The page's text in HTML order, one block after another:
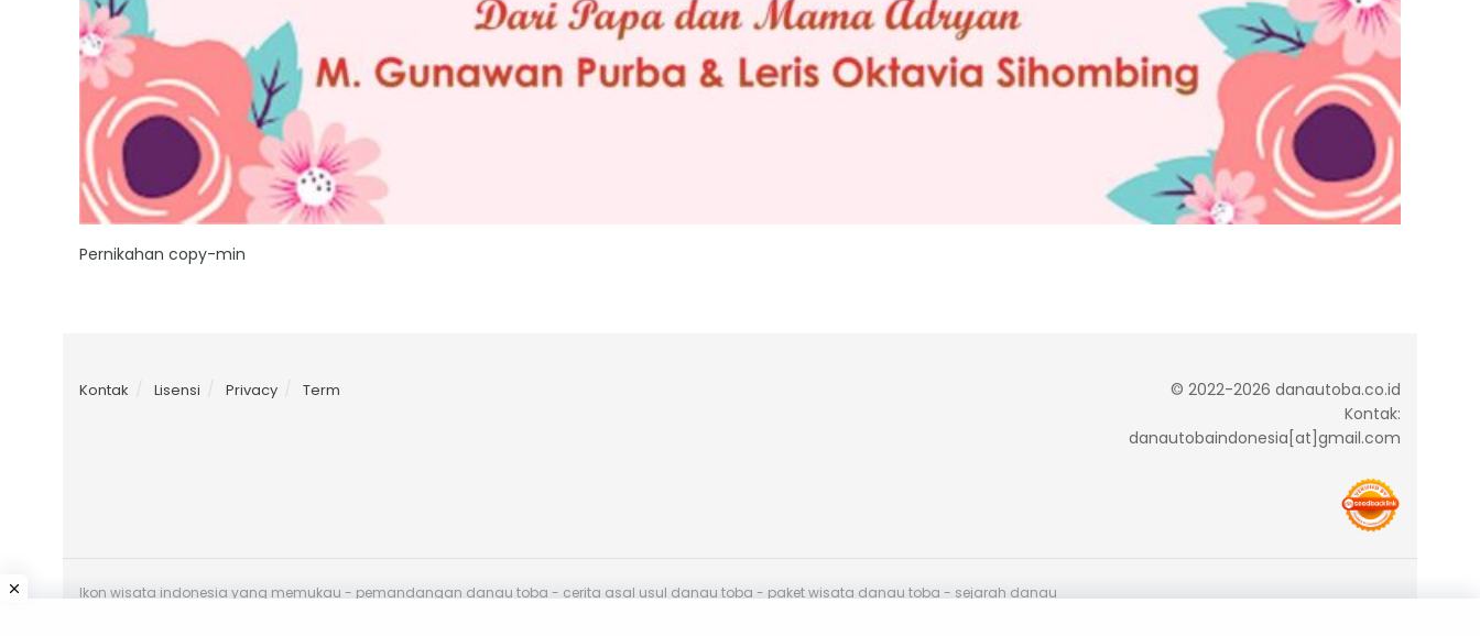
Pernikahan copy-min
Kontak Lisensi Privacy Term
© 2022-2026 danautoba.co.id
Kontak:
danautobaindonesia[at]gmail.com
Ikon wisata indonesia yang memukau - pemandangan danau toba - cerita asal usul danau toba - paket wisata danau toba - sejarah danau